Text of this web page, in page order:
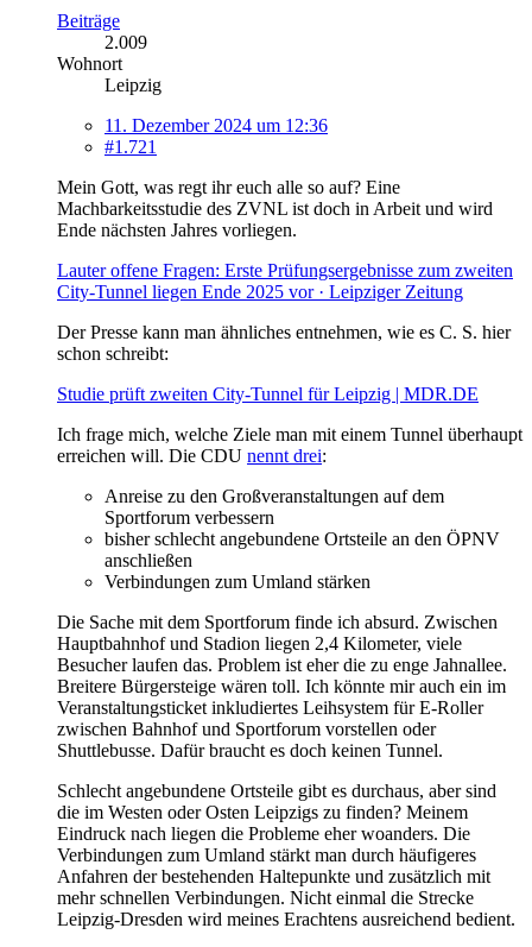
Beiträge
2.009
Wohnort
Leipzig
11. Dezember 2024 um 12:36
#1.721
Mein Gott, was regt ihr euch alle so auf? Eine
Machbarkeitsstudie des ZVNL ist doch in Arbeit und wird
Ende nächsten Jahres vorliegen.
Lauter offene Fragen: Erste Prüfungsergebnisse zum zweiten
City-Tunnel liegen Ende 2025 vor · Leipziger Zeitung
Der Presse kann man ähnliches entnehmen, wie es C. S. hier
schon schreibt:
Studie prüft zweiten City-Tunnel für Leipzig | MDR.DE
Ich frage mich, welche Ziele man mit einem Tunnel überhaupt
erreichen will. Die CDU nennt drei:
Anreise zu den Großveranstaltungen auf dem
Sportforum verbessern
bisher schlecht angebundene Ortsteile an den ÖPNV
anschließen
Verbindungen zum Umland stärken
Die Sache mit dem Sportforum finde ich absurd. Zwischen
Hauptbahnhof und Stadion liegen 2,4 Kilometer, viele
Besucher laufen das. Problem ist eher die zu enge Jahnallee.
Breitere Bürgersteige wären toll. Ich könnte mir auch ein im
Veranstaltungsticket inkludiertes Leihsystem für E-Roller
zwischen Bahnhof und Sportforum vorstellen oder
Shuttlebusse. Dafür braucht es doch keinen Tunnel.
Schlecht angebundene Ortsteile gibt es durchaus, aber sind
die im Westen oder Osten Leipzigs zu finden? Meinem
Eindruck nach liegen die Probleme eher woanders. Die
Verbindungen zum Umland stärkt man durch häufigeres
Anfahren der bestehenden Haltepunkte und zusätzlich mit
mehr schnellen Verbindungen. Nicht einmal die Strecke
Leipzig-Dresden wird meines Erachtens ausreichend bedient.